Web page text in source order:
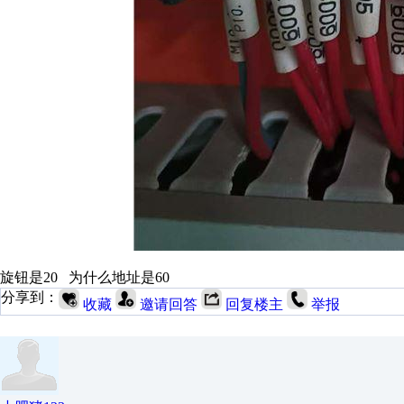
旋钮是20 为什么地址是60
分享到：
收藏 邀请回答 回复楼主 举报